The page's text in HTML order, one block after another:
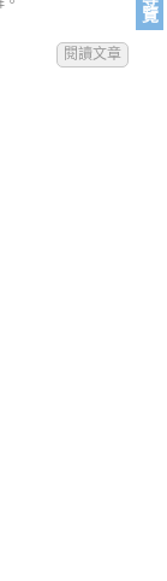
閱讀文章
覽